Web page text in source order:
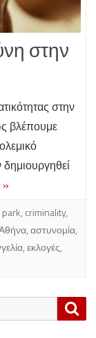
στην
στην
βλέπουμε
, criminality,
,αστυνομία,
,εκλογές,